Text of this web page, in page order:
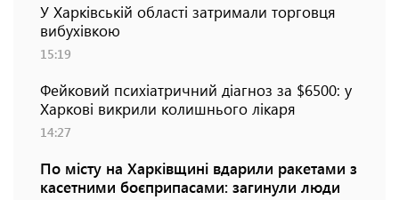
У Харківській області затримали торговця
вибухівкою
15:19
Фейковий психіатричний діагноз за $6500: у
Харкові викрили колишнього лікаря
14:27
По місту на Харківщині вдарили ракетами з
касетними боєприпасами: загинули люди